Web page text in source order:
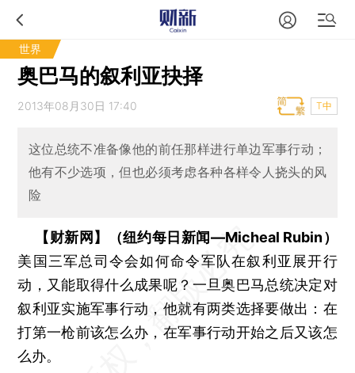
世界
奥巴马的叙利亚抉择
2013年08月30日 17:40 T中
这位总统不准备像他的前任那样进行单边军事行动；
他有不少选项，但也必须考虑各种各样令人挠头的风
险
【财新网】（纽约每日新闻—Micheal Rubin）
美国三军总司令会如何命令军队在叙利亚展开行
动，又能取得什么成果呢？一旦奥巴马总统决定对
叙利亚实施军事行动，他就有两类选择要做出：在
打第一枪前该怎么办，在军事行动开始之后又该怎
么办。